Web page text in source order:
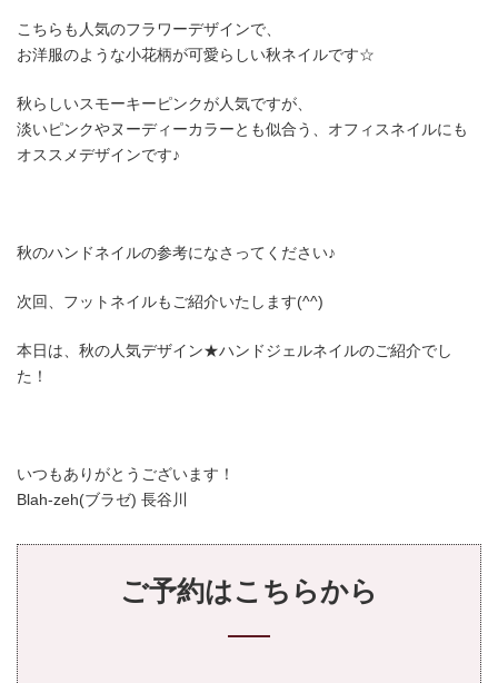
こちらも人気のフラワーデザインで、
お洋服のような小花柄が可愛らしい秋ネイルです☆
秋らしいスモーキーピンクが人気ですが、
淡いピンクやヌーディーカラーとも似合う、オフィスネイルにも
オススメデザインです♪
秋のハンドネイルの参考になさってください♪
次回、フットネイルもご紹介いたします(^^)
本日は、秋の人気デザイン★ハンドジェルネイルのご紹介でし
た！
いつもありがとうございます！
Blah-zeh(ブラゼ) 長谷川
ご予約はこちらから